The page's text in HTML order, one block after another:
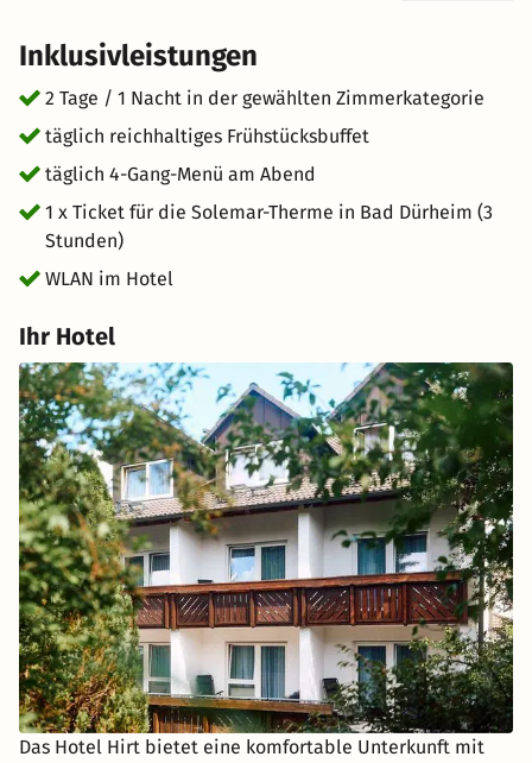
Gang Menü verwöhnen lassen. Bitte geben Sie bei der
Buchung an, wenn Sie Vegetarier/Veganer, Diabetiker
oder Allergiker sind oder eine Nahrungsunverträglichkeit
haben, damit wir das Menü auf Sie abstimmen können.
Inklusivleistungen
2 Tage / 1 Nacht in der gewählten Zimmerkategorie
täglich reichhaltiges Frühstücksbuffet
täglich 4-Gang-Menü am Abend
1 x Ticket für die Solemar-Therme in Bad Dürheim (3
Stunden)
WLAN im Hotel
Ihr Hotel
Das Hotel Hirt bietet eine komfortable Unterkunft mit